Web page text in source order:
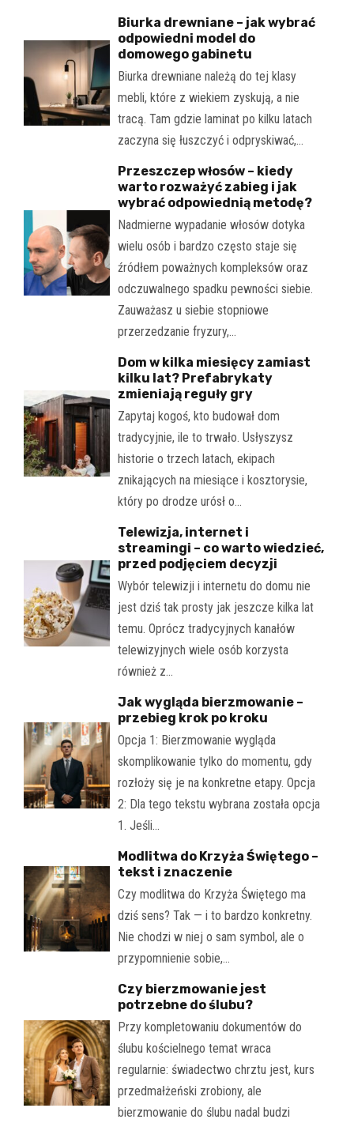
Biurka drewniane – jak wybrać
odpowiedni model do
domowego gabinetu
Biurka drewniane należą do tej klasy
mebli, które z wiekiem zyskują, a nie
tracą. Tam gdzie laminat po kilku latach
zaczyna się łuszczyć i odpryskiwać,…
Przeszczep włosów – kiedy
warto rozważyć zabieg i jak
wybrać odpowiednią metodę?
Nadmierne wypadanie włosów dotyka
wielu osób i bardzo często staje się
źródłem poważnych kompleksów oraz
odczuwalnego spadku pewności siebie.
Zauważasz u siebie stopniowe
przerzedzanie fryzury,…
Dom w kilka miesięcy zamiast
kilku lat? Prefabrykaty
zmieniają reguły gry
Zapytaj kogoś, kto budował dom
tradycyjnie, ile to trwało. Usłyszysz
historie o trzech latach, ekipach
znikających na miesiące i kosztorysie,
który po drodze urósł o…
Telewizja, internet i
streamingi – co warto wiedzieć,
przed podjęciem decyzji
Wybór telewizji i internetu do domu nie
jest dziś tak prosty jak jeszcze kilka lat
temu. Oprócz tradycyjnych kanałów
telewizyjnych wiele osób korzysta
również z…
Jak wygląda bierzmowanie –
przebieg krok po kroku
Opcja 1: Bierzmowanie wygląda
skomplikowanie tylko do momentu, gdy
rozłoży się je na konkretne etapy. Opcja
2: Dla tego tekstu wybrana została opcja
1. Jeśli…
Modlitwa do Krzyża Świętego –
tekst i znaczenie
Czy modlitwa do Krzyża Świętego ma
dziś sens? Tak — i to bardzo konkretny.
Nie chodzi w niej o sam symbol, ale o
przypomnienie sobie,…
Czy bierzmowanie jest
potrzebne do ślubu?
Przy kompletowaniu dokumentów do
ślubu kościelnego temat wraca
regularnie: świadectwo chrztu jest, kurs
przedmałżeński zrobiony, ale
bierzmowanie do ślubu nadal budzi